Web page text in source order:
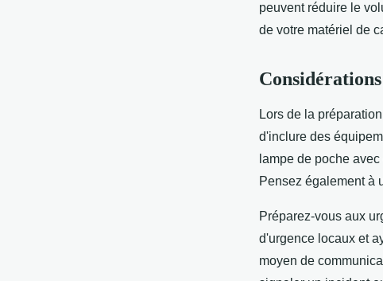
peuvent réduire le
de votre matériel de
Lors de la
d'inclure des
lampe de poche
Pensez également à
Préparez-vous aux
d'urgence locaux et
moyen de